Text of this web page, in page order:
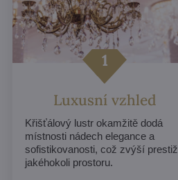
Luxusní vzhled
Křišťálový lustr okamžitě dodá
místnosti nádech elegance a
sofistikovanosti, což zvýší prestiž
jakéhokoli prostoru.